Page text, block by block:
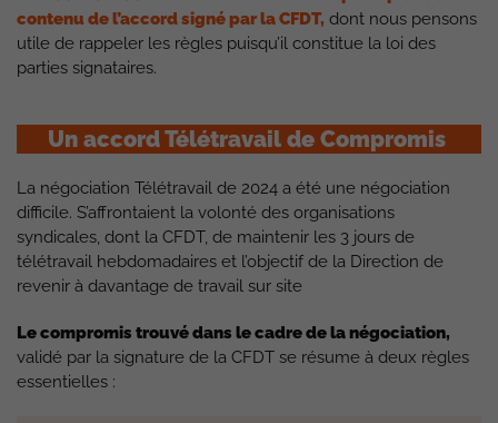
contenu de l’accord signé par la CFDT, dont nous pensons
utile de rappeler les règles puisqu’il constitue la loi des
parties signataires.
Un accord Télétravail de Compromis
La négociation Télétravail de 2024 a été une négociation
difficile. S’affrontaient la volonté des organisations
syndicales, dont la CFDT, de maintenir les 3 jours de
télétravail hebdomadaires et l’objectif de la Direction de
revenir à davantage de travail sur site
Le compromis trouvé dans le cadre de la négociation,
validé par la signature de la CFDT se résume à deux règles
essentielles :